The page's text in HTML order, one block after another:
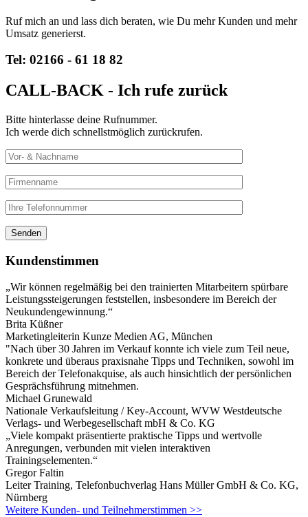
Ruf mich an und lass dich beraten, wie Du mehr Kunden und mehr
Umsatz generierst.
Tel: 02166 - 61 18 82
CALL-BACK - Ich rufe zurück
Bitte hinterlasse deine Rufnummer.
Ich werde dich schnellstmöglich zurückrufen.
Kundenstimmen
„Wir können regelmäßig bei den trainierten Mitarbeitern spürbare
Leistungssteigerungen feststellen, insbesondere im Bereich der
Neukundengewinnung.“
Brita Küßner
Marketingleiterin Kunze Medien AG, München​
"Nach über 30 Jahren im Verkauf konnte ich viele zum Teil neue,
konkrete und überaus praxisnahe Tipps und Techniken, sowohl im
Bereich der Telefonakquise, als auch hinsichtlich der persönlichen
Gesprächsführung mitnehmen.
Michael Grunewald
Nationale Verkaufsleitung / Key-Account, WVW Westdeutsche
Verlags- und Werbegesellschaft mbH & Co. KG
„Viele kompakt präsentierte praktische Tipps und wertvolle
Anregungen, verbunden mit vielen interaktiven
Trainingselementen.“
Gregor Faltin
Leiter Training, Telefonbuchverlag Hans Müller GmbH & Co. KG,
Nürnberg
Weitere Kunden- und Teilnehmerstimmen >>